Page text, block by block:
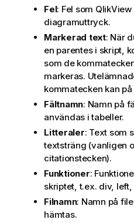
Fel: Fel som
diagramuttryck.
Markerad text: När
en parentes i skript,
som de
markeras.
kommatecken kan
Fältnamn: Namn på
användas i tabeller.
Litteraler: Text som
textsträng (vanligen
citationstecken).
Funktioner:
skriptet, t.ex. div, left,
Filnamn: Namn på
hämtas.